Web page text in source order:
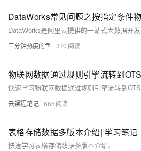
三分钟热度的鱼 370
快速学习物联网数据通过规则引擎流转到OTS
云课程笔记 665
表格存储数据多版本介绍| 学习笔记
快速学习表格存储数据多版本介绍。